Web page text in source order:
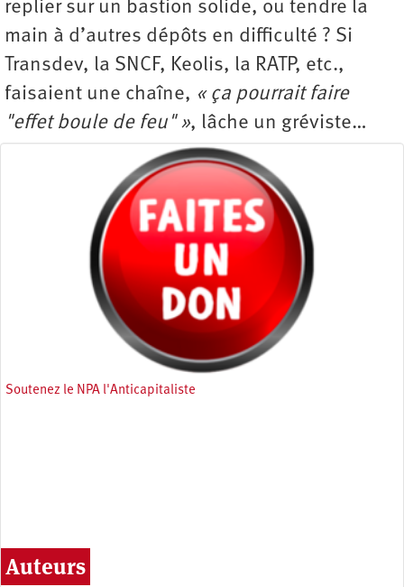
replier sur un bastion solide, ou tendre la
main à d’autres dépôts en difficulté ? Si
Transdev, la SNCF, Keolis, la RATP, etc.,
faisaient une chaîne, « ça pourrait faire
"effet boule de feu" », lâche un gréviste…
Soutenez le NPA l'Anticapitaliste
Auteurs